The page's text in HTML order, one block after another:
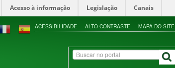
Acesso à informação Legislação Canais
ACESSIBILIDADE ALTO CONTRASTE MAPA DO SITE